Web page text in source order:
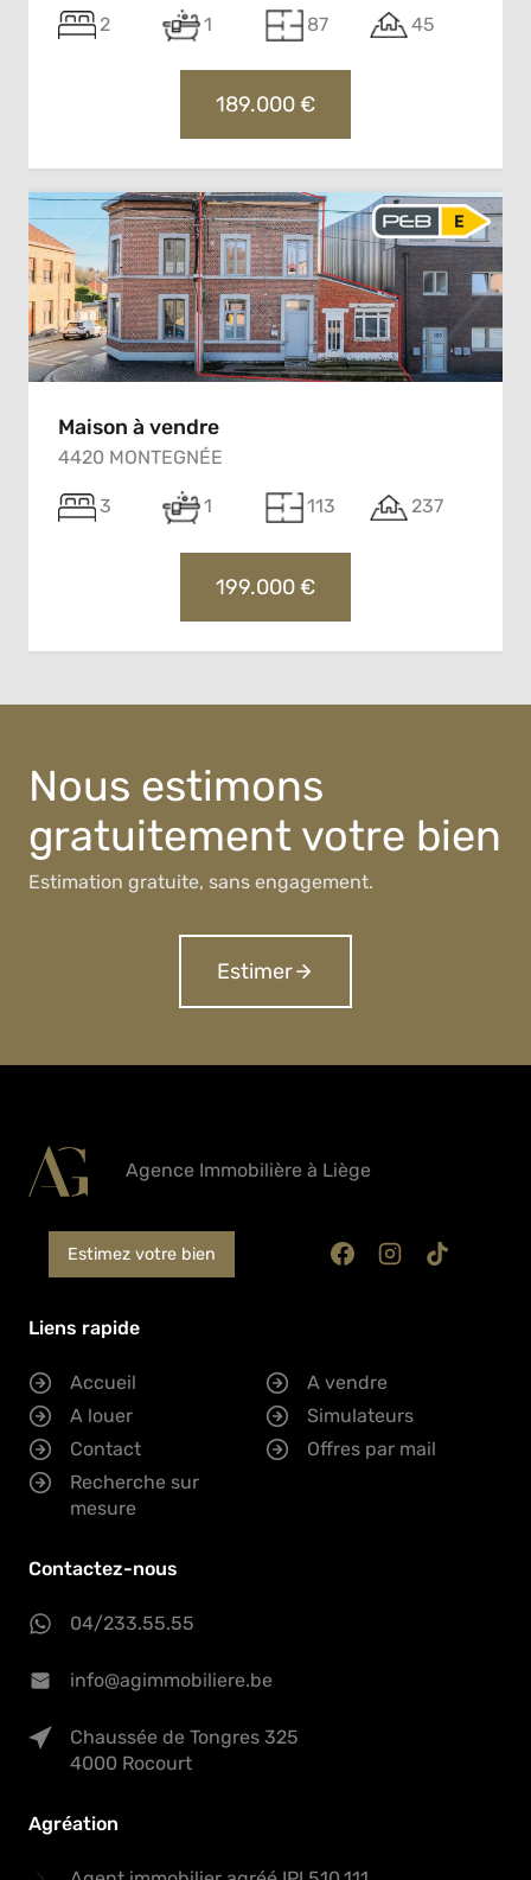
2 1 87 45
189.000 €
Maison à vendre
4420 MONTEGNÉE
3 1 113 237
199.000 €
Nous estimons
gratuitement votre bien
Estimation gratuite, sans engagement.
Estimer
Agence Immobilière à Liège
Estimez votre bien
Liens rapide
Accueil
A vendre
A louer
Simulateurs
Contact
Offres par mail
Recherche sur
mesure
Contactez-nous
04/233.55.55
info@agimmobiliere.be
Chaussée de Tongres 325
4000 Rocourt
Agréation